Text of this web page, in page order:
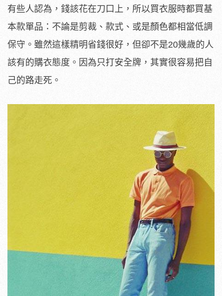
有些人認為，錢該花在刀口上，所以買衣服時都買基
本款單品：不論是剪裁、款式、或是顏色都相當低調
保守。雖然這樣精明省錢很好，但卻不是20幾歲的人
該有的購衣態度。因為只打安全牌，其實很容易把自
己的路走死。